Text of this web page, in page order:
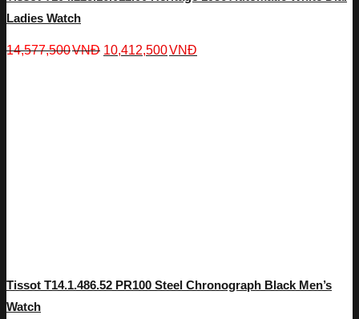
Ladies Watch
14,577,500VNĐ 10,412,500VNĐ
Tissot T14.1.486.52 PR100 Steel Chronograph Black Men’s
Watch